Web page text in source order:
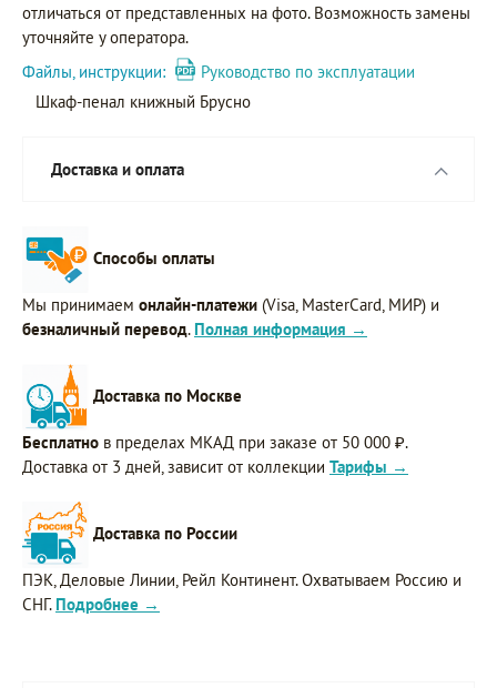
отличаться от представленных на фото. Возможность замены
уточняйте у оператора.
Файлы, инструкции:
Руководство по эксплуатации
Шкаф-пенал книжный Брусно
Доставка и оплата
Способы оплаты
Мы принимаем онлайн-платежи (Visa, MasterCard, МИР) и
безналичный перевод. Полная информация →
Доставка по Москве
Бесплатно в пределах МКАД при заказе от 50 000 ₽.
Доставка от 3 дней, зависит от коллекции Тарифы →
Доставка по России
ПЭК, Деловые Линии, Рейл Континент. Охватываем Россию и
СНГ. Подробнее →